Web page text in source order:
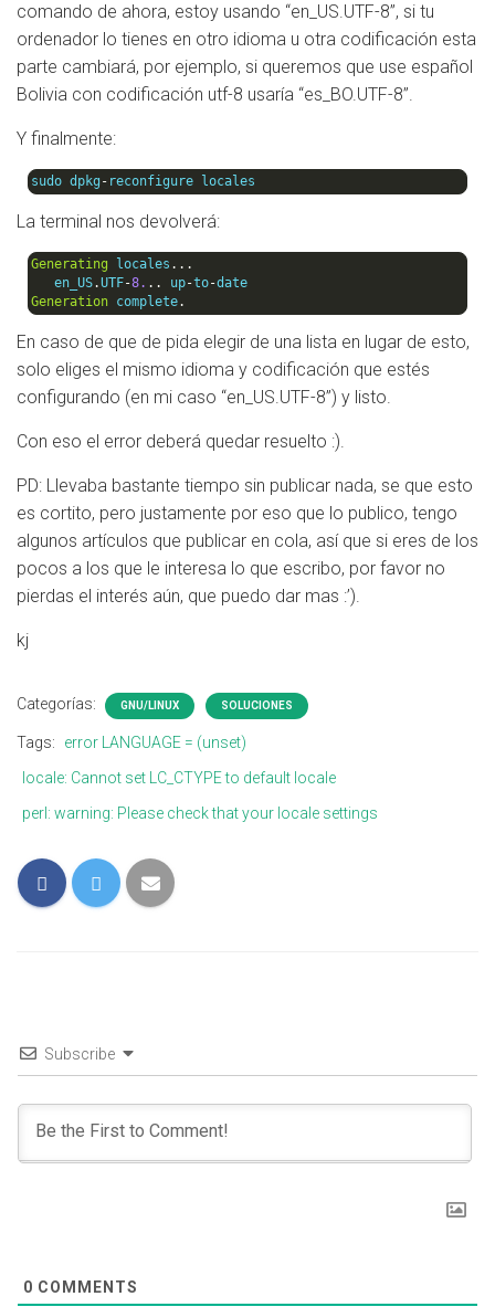
comando de ahora, estoy usando “en_US.UTF-8”, si tu
ordenador lo tienes en otro idioma u otra codificación esta
parte cambiará, por ejemplo, si queremos que use español
Bolivia con codificación utf-8 usaría “es_BO.UTF-8”.
Y finalmente:
sudo dpkg - reconfigure locales
La terminal nos devolverá:
Generating locales ...
en_US.UTF-8. .. up-to-
Generation complete.
En caso de que de pida elegir de una lista en lugar de esto,
solo eliges el mismo idioma y codificación que estés
configurando (en mi caso “en_US.UTF-8”) y listo.
Con eso el error deberá quedar resuelto :).
PD: Llevaba bastante tiempo sin publicar nada, se que esto
es cortito, pero justamente por eso que lo publico, tengo
algunos artículos que publicar en cola, así que si eres de los
pocos a los que le interesa lo que escribo, por favor no
pierdas el interés aún, que puedo dar mas :’).
kj
Categorías: GNU/LINUX SOLUCIONES
Tags:
error LANGUAGE = (unset)
locale: Cannot set LC_CTYPE to default locale
perl: warning: Please check that your locale settings
Subscribe
0 COMMENTS